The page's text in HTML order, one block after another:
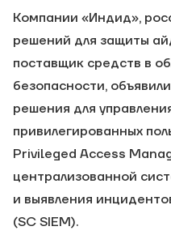
Компании «Индид»,
решений для защиты
поставщик средств в
безопасности,
решения для
привилегированных
Privileged Access
централизованной
и выявления
(SC SIEM).